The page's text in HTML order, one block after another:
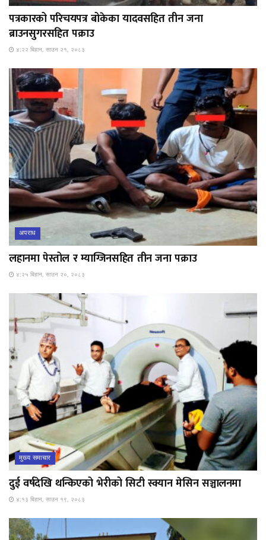
पत्रकारको परिचयपत्र बोकेका यादवसहित तीन जना
ब्राउनसुगरसहित पक्राउ
४:२२ बिहान, साउन २१, २०८३
अपराध
लहानमा पेस्तोल र म्याग्जिनसहित तीन जना पक्राउ
४:२५ बिहान, साउन २०, २०८३
मुख्य समाचार
दुई वर्षदेखि थन्किएको भेरीको सिटी स्क्यान मेसिन सञ्चालनमा
४:१३ बिहान, साउन १९, २०८३